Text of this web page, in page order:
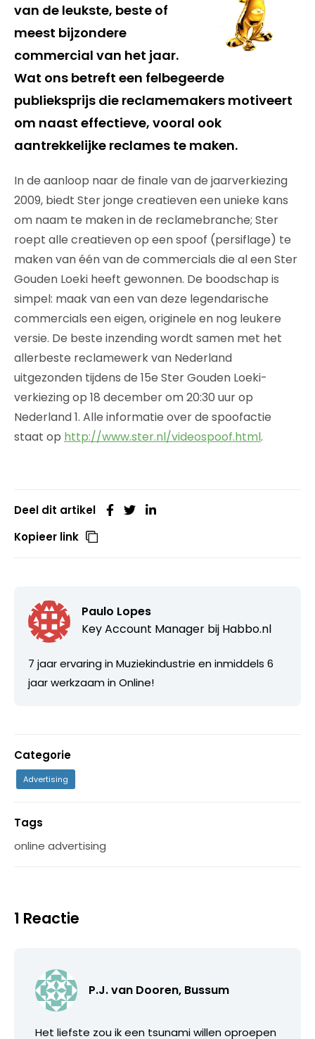
van de leukste, beste of
meest bijzondere
commercial van het jaar.
Wat ons betreft een felbegeerde
publieksprijs die reclamemakers motiveert
om naast effectieve, vooral ook
aantrekkelijke reclames te maken.
In de aanloop naar de finale van de jaarverkiezing
2009, biedt Ster jonge creatieven een unieke kans
om naam te maken in de reclamebranche; Ster
roept alle creatieven op een spoof (persiflage) te
maken van één van de commercials die al een Ster
Gouden Loeki heeft gewonnen. De boodschap is
simpel: maak van een van deze legendarische
commercials een eigen, originele en nog leukere
versie. De beste inzending wordt samen met het
allerbeste reclamewerk van Nederland
uitgezonden tijdens de 15e Ster Gouden Loeki-
verkiezing op 18 december om 20:30 uur op
Nederland 1. Alle informatie over de spoofactie
staat op http://www.ster.nl/videospoof.html.
Deel dit artikel
Kopieer link
Paulo Lopes
Key Account Manager bij Habbo.nl
7 jaar ervaring in Muziekindustrie en inmiddels 6
jaar werkzaam in Online!
Categorie
Advertising
Tags
online advertising
1 Reactie
P.J. van Dooren, Bussum
Het liefste zou ik een tsunami willen oproepen